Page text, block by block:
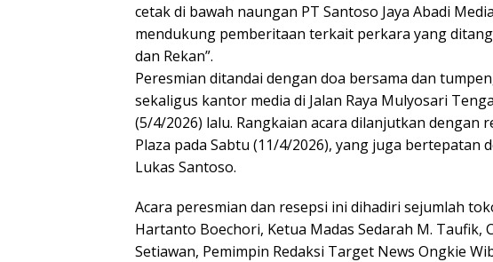
cetak di bawah naungan PT Santoso Jaya Abadi
mendukung pemberitaan terkait perkara yang
dan Rekan”.
Peresmian ditandai dengan doa bersama dan
sekaligus kantor media di Jalan Raya Mulyosari
(5/4/2026) lalu. Rangkaian acara dilanjutkan dengan
Plaza pada Sabtu (11/4/2026), yang juga bertepatan
Lukas Santoso.
Acara peresmian dan resepsi ini dihadiri sejumlah
Hartanto Boechori, Ketua Madas Sedarah M. Taufik,
Setiawan, Pemimpin Redaksi Target News Ongkie